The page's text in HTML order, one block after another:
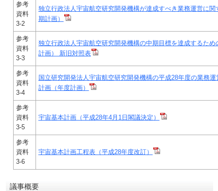
参考
資料
3-2
独立行政法人宇宙航空研究開発機構が達成すべき業務運営に関
期計画）
参考
資料
3-3
独立行政法人宇宙航空研究開発機構の中期目標を達成するため
計画） 新旧対照表
参考
資料
3-4
国立研究開発法人宇宙航空研究開発機構の平成28年度の業務運
計画（年度計画）
参考
資料
3-5
宇宙基本計画（平成28年4月1日閣議決定）
参考
資料
3-6
宇宙基本計画工程表（平成28年度改訂）
議事概要